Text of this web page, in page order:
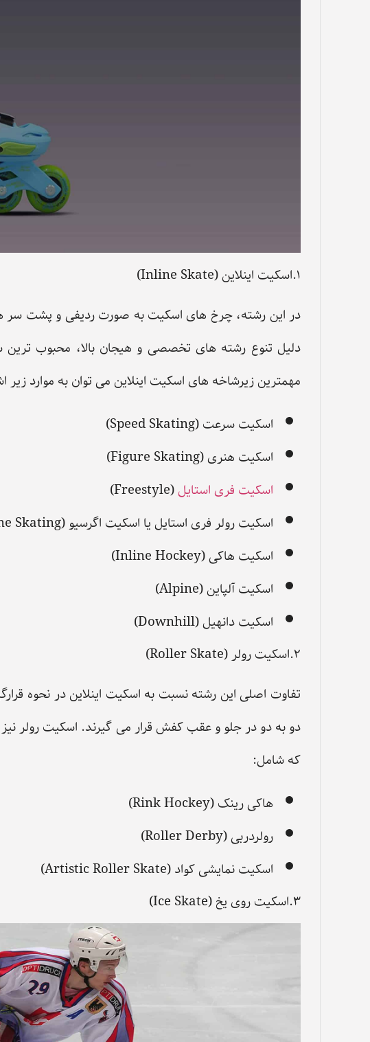
۱.اسکیت اینلاین (Inline Skate)
در این رشته، چرخ ‌های اسکیت به صورت ردیفی و پشت سر هم
دلیل تنوع رشته ‌های تخصصی و هیجان بالا، محبوب‌
مهمترین زیرشاخه ‌های اسکیت اینلاین می ‌توان به موارد زیر
اسکیت سرعت (Speed Skating)
اسکیت هنری (Figure Skating)
اسکیت فری استایل(Freestyle)
اسکیت رولر فری استایل یا اسکیت اگرسیو (Aggressive Inline Skating)
اسکیت هاکی (Inline Hockey)
اسکیت آلپاین (Alpine)
اسکیت دانهیل (Downhill)
۲.اسکیت رولر (Roller Skate)
تفاوت اصلی این رشته نسبت به اسکیت اینلاین در نحوه
دو به دو در جلو و عقب کفش قرار می گیرند. اسکیت رولر
که شامل:
هاکی رینک (Rink Hockey)
رولردربی (Roller Derby)
اسکیت نمایشی کواد (Artistic Roller Skate)
۳.اسکیت روی یخ (Ice Skate)